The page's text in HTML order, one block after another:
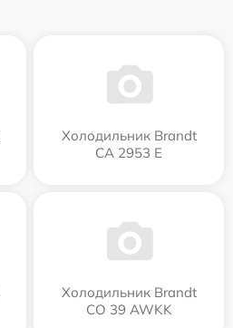
Холодильник Brandt
CA 2953 E
Холодильник Brandt
CO 39 AWKK